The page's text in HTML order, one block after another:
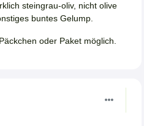
steingrau-oliv, nicht olive
buntes Gelump.
oder Paket möglich.